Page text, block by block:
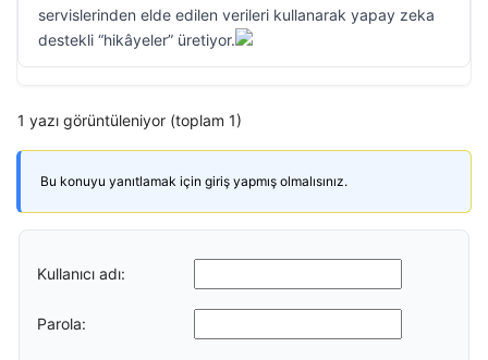
servislerinden elde edilen verileri kullanarak yapay zeka
destekli “hikâyeler” üretiyor.
1 yazı görüntüleniyor (toplam 1)
Bu konuyu yanıtlamak için giriş yapmış olmalısınız.
Kullanıcı adı:
Parola: